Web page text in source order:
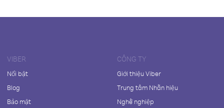
VIBER
Nổi bật
Blog
Bảo mật
CÔNG TY
Giới thiệu Viber
Trung tâm Nhãn hiệu
Nghề nghiệp